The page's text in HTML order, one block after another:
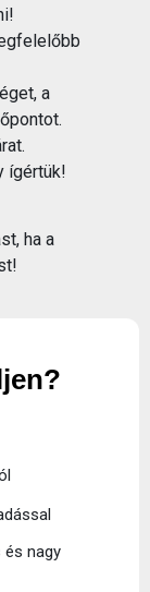
a
ígértük!
ha a
és nagy